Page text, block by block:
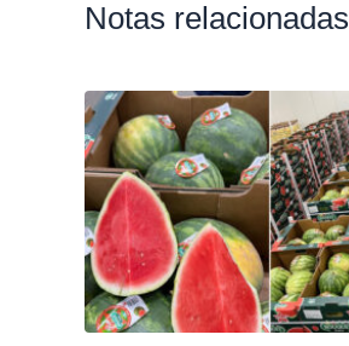
Notas relacionadas